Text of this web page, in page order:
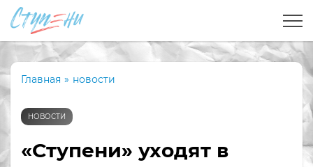
Главная » новости
НОВОСТИ
«Ступени» уходят в